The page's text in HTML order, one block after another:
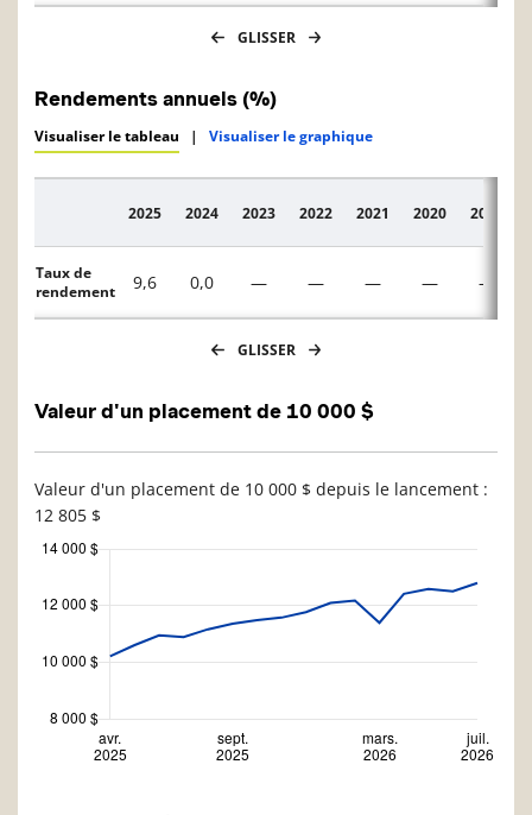
GLISSER
Rendements annuels (%)
Visualiser le tableau | Visualiser le graphique
Description
2025 2024 2023 2022 2021 2020 2019
Taux de
rendement
9,6 0,0 — — — — —
GLISSER
Valeur d'un placement de 10 000 $
Valeur d'un placement de 10 000 $ depuis le lancement :
12 805 $